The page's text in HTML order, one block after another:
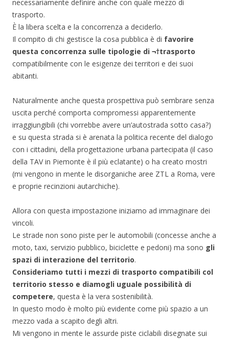
necessariamente definire anche con quale mezzo di
trasporto.
È la libera scelta e la concorrenza a deciderlo.
Il compito di chi gestisce la cosa pubblica è di favorire
questa concorrenza sulle tipologie di ¬†trasporto
compatibilmente con le esigenze dei territori e dei suoi
abitanti.
Naturalmente anche questa prospettiva può sembrare senza
uscita perché comporta compromessi apparentemente
irraggiungibili (chi vorrebbe avere un’autostrada sotto casa?)
e su questa strada si è arenata la politica recente del dialogo
con i cittadini, della progettazione urbana partecipata (il caso
della TAV in Piemonte è il più eclatante) o ha creato mostri
(mi vengono in mente le disorganiche aree ZTL a Roma, vere
e proprie recinzioni autarchiche).
Allora con questa impostazione iniziamo ad immaginare dei
vincoli.
Le strade non sono piste per le automobili (concesse anche a
moto, taxi, servizio pubblico, biciclette e pedoni) ma sono gli
spazi di interazione del territorio.
Consideriamo tutti i mezzi di trasporto compatibili col
territorio stesso e diamogli uguale possibilità di
competere, questa è la vera sostenibilità.
In questo modo è molto più evidente come più spazio a un
mezzo vada a scapito degli altri.
Mi vengono in mente le assurde piste ciclabili disegnate sui